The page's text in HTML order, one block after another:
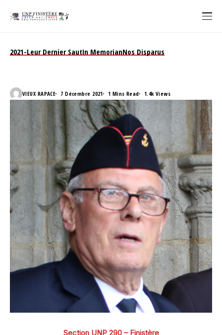
2021-Leur Dernier SautIn MemorianNos Disparus
VIEUX RAPACE 7 Décembre 2021 1 Mins Read 1.4k Views
Section UNP 290 – Finistère